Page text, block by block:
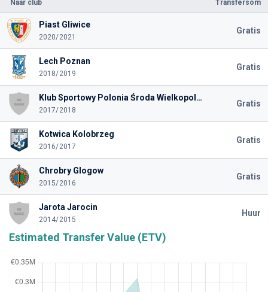
Naar club Transfersom
Piast Gliwice
2020/2021
Gratis
Lech Poznan
2018/2019
Gratis
Klub Sportowy Polonia Środa Wielkopolska
2017/2018
Gratis
Kotwica Kolobrzeg
2016/2017
Gratis
Chrobry Glogow
2015/2016
Gratis
Jarota Jarocin
2014/2015
Huur
Estimated Transfer Value (ETV)